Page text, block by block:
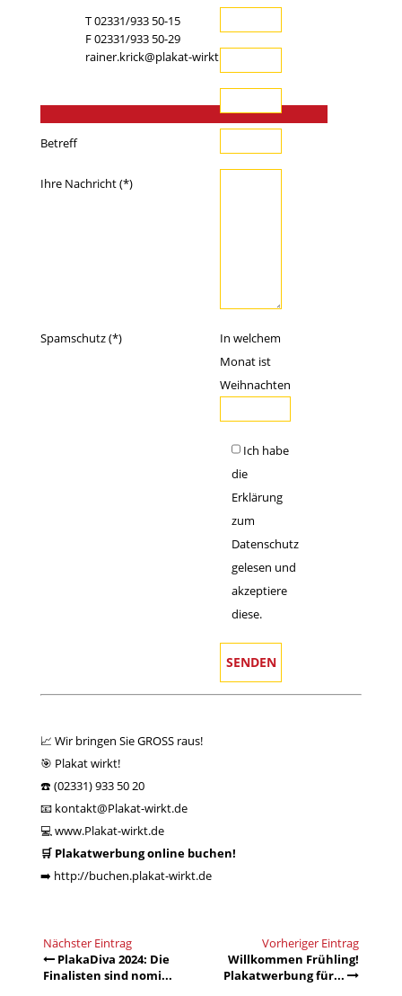
T 02331/933 50-15
F 02331/933 50-29
rainer.krick@plakat-wirkt.de
Ihr Name (*)
Ihre E-Mail-Adresse (*)
Telefon
Betreff
Ihre Nachricht (*)
Spamschutz (*)
In welchem
Monat ist
Weihnachten
Ich habe
die
Erklärung
zum
Datenschutz
gelesen und
akzeptiere
diese.
📈 Wir bringen Sie GROSS raus!
🎯 Plakat wirkt!
☎️ (02331) 933 50 20
📧 kontakt@Plakat-wirkt.de
💻 www.Plakat-wirkt.de
🛒 Plakatwerbung online buchen!
➡️ http://buchen.plakat-wirkt.de
Nächster Eintrag
PlakaDiva 2024: Die
Finalisten sind nomi...
Vorheriger Eintrag
Willkommen Frühling!
Plakatwerbung für...